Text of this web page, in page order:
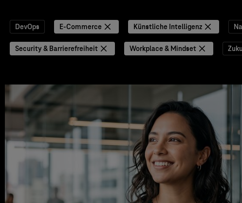
DevOps E-Commerce Künstliche Intelligenz
Security & Barrierefreiheit Workplace & Mindset